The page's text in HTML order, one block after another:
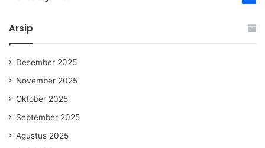
Arsip
Desember 2025
November 2025
Oktober 2025
September 2025
Agustus 2025